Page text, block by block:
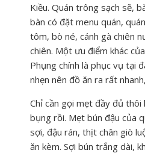
Kiều. Quán trông sạch sẽ,
bàn có đặt menu quán,
tôm, bò né, cánh gà chiên
chiên. Một ưu điểm khác
Phụng chính là phục vụ tại
nhẹn nên đồ ăn ra rất
Chỉ cần gọi mẹt đầy đủ thôi
bụng rồi. Mẹt bún đậu của
sợi, đậu rán, thịt chân giò
ăn kèm. Sợi bún trắng dài,